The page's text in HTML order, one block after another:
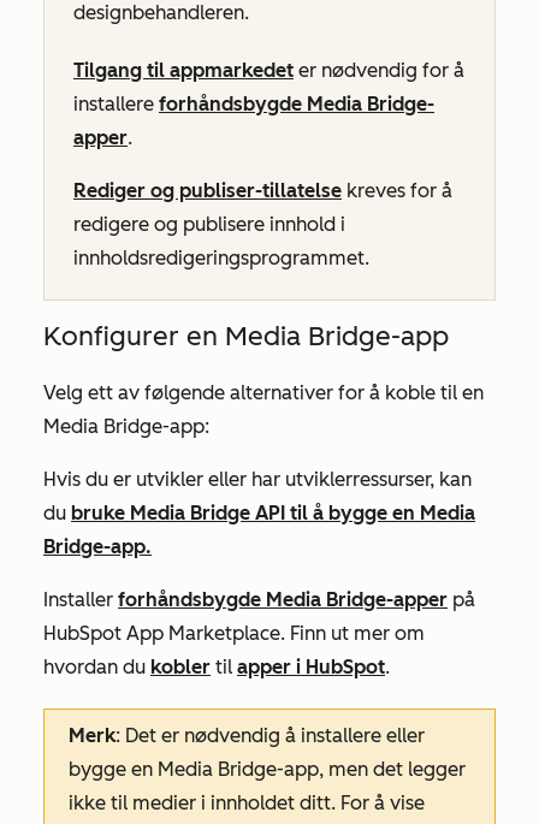
designbehandleren.
Tilgang til appmarkedet er nødvendig for å
installere forhåndsbygde Media Bridge-
apper.
Rediger og publiser-tillatelse kreves for å
redigere og publisere innhold i
innholdsredigeringsprogrammet.
Konfigurer en Media Bridge-app
Velg ett av følgende alternativer for å koble til en
Media Bridge-app:
Hvis du er utvikler eller har utviklerressurser, kan
du bruke Media Bridge API til å bygge en Media
Bridge-app.
Installer forhåndsbygde Media Bridge-apper på
HubSpot App Marketplace. Finn ut mer om
hvordan du kobler til apper i HubSpot.
Merk: Det er nødvendig å installere eller
bygge en Media Bridge-app, men det legger
ikke til medier i innholdet ditt. For å vise